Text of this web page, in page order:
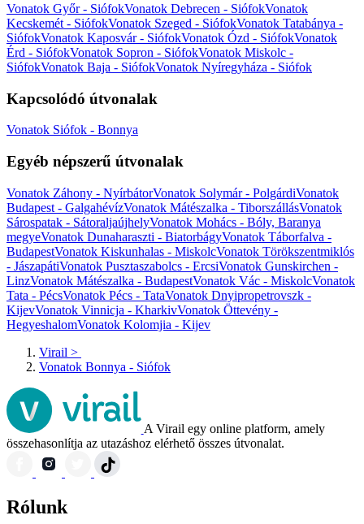
Vonatok Győr - SiófokVonatok Debrecen - SiófokVonatok
Kecskemét - SiófokVonatok Szeged - SiófokVonatok Tatabánya -
SiófokVonatok Kaposvár - SiófokVonatok Ózd - SiófokVonatok
Érd - SiófokVonatok Sopron - SiófokVonatok Miskolc -
SiófokVonatok Baja - SiófokVonatok Nyíregyháza - Siófok
Kapcsolódó útvonalak
Vonatok Siófok - Bonnya
Egyéb népszerű útvonalak
Vonatok Záhony - NyírbátorVonatok Solymár - PolgárdiVonatok
Budapest - GalgahévízVonatok Mátészalka - TiborszállásVonatok
Sárospatak - SátoraljaújhelyVonatok Mohács - Bóly, Baranya
megyeVonatok Dunaharaszti - BiatorbágyVonatok Táborfalva -
BudapestVonatok Kiskunhalas - MiskolcVonatok Törökszentmiklós
- JászapátiVonatok Pusztaszabolcs - ErcsiVonatok Gunskirchen -
LinzVonatok Mátészalka - BudapestVonatok Vác - MiskolcVonatok
Tata - PécsVonatok Pécs - TataVonatok Dnyipropetrovszk -
KijevVonatok Vinnicja - KharkivVonatok Öttevény -
HegyeshalomVonatok Kolomjia - Kijev
Virail >
Vonatok Bonnya - Siófok
A Virail egy online platform, amely
összehasonlítja az utazáshoz elérhető összes útvonalat.
Rólunk